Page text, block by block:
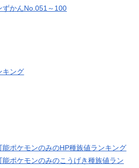
ずかんNo.051～100
キング
ポケモンのみのHP種族値ランキング
ポケモンのみのこうげき種族値ラン